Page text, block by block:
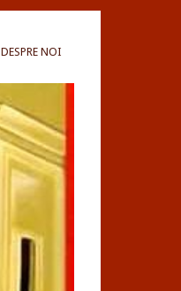
DESPRE NOI